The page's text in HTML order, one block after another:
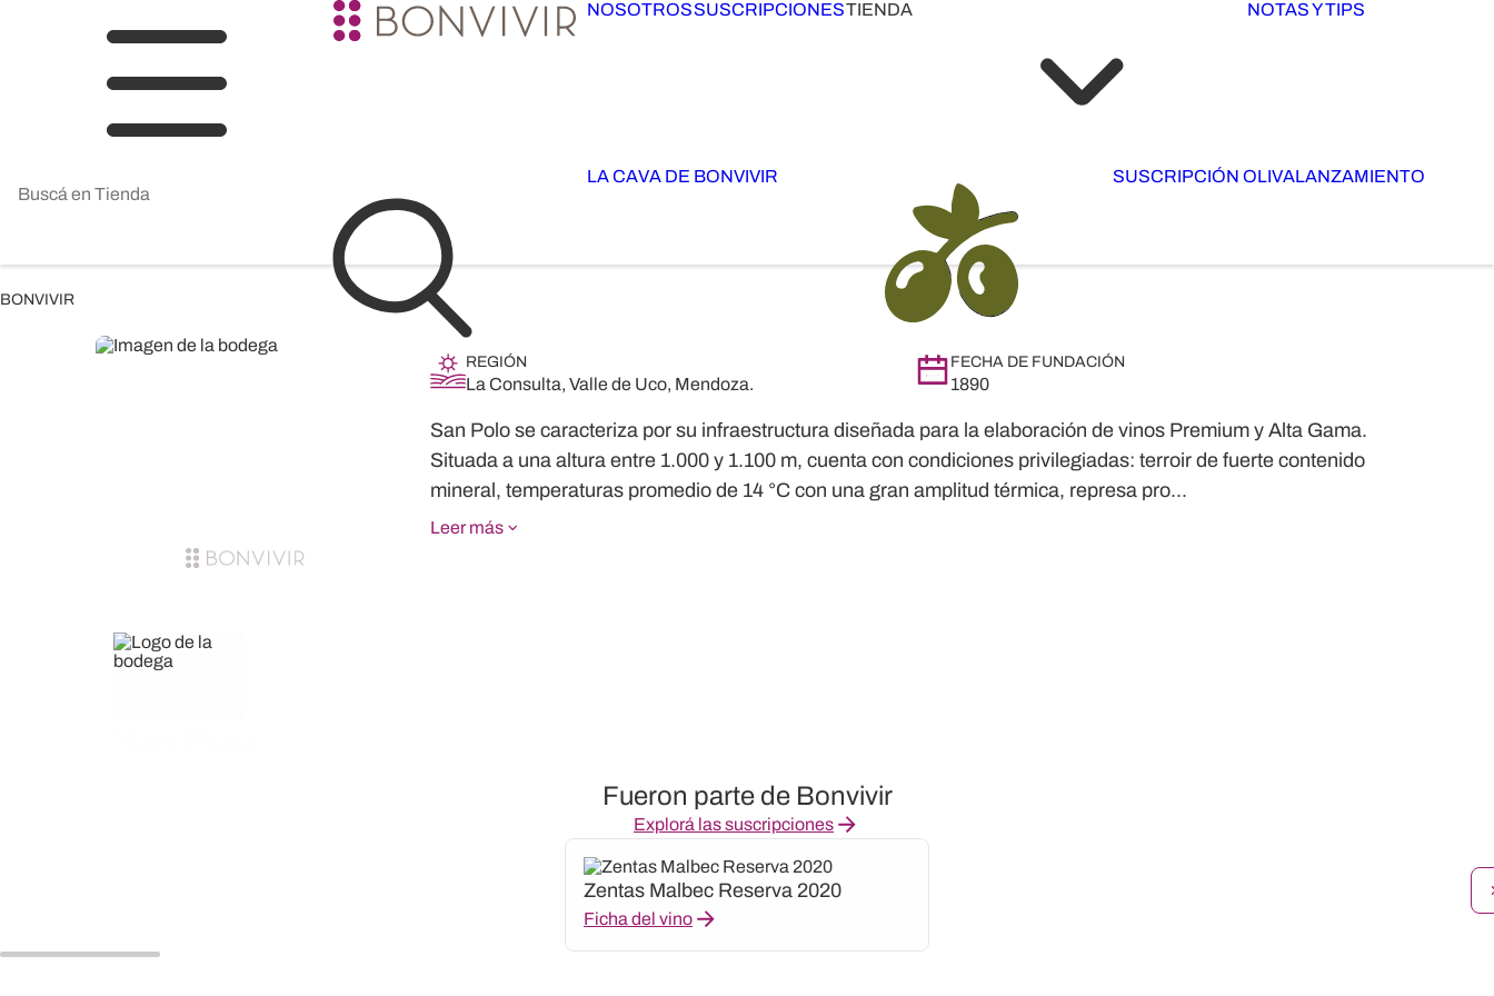
NOSOTROSSUSCRIPCIONESTIENDA NOTAS Y TIPS
LA CAVA DE BONVIVIR SUSCRIPCIÓN OLIVALANZAMIENTO
BONVIVIR
REGIÓN
La Consulta, Valle de Uco, Mendoza.
FECHA DE FUNDACIÓN
1890
San Polo se caracteriza por su infraestructura diseñada para la elaboración de vinos Premium y Alta Gama.
Situada a una altura entre 1.000 y 1.100 m, cuenta con condiciones privilegiadas: terroir de fuerte contenido
mineral, temperaturas promedio de 14 °C con una gran amplitud térmica, represa pro...
Leer más
Fueron parte de Bonvivir
Explorá las suscripciones
Zentas Malbec Reserva 2020
Ficha del vino